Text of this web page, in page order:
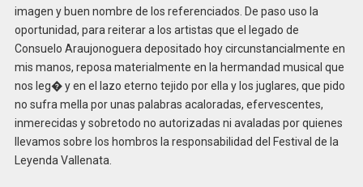
imagen y buen nombre de los referenciados. De paso uso la
oportunidad, para reiterar a los artistas que el legado de
Consuelo Araujonoguera depositado hoy circunstancialmente en
mis manos, reposa materialmente en la hermandad musical que
nos leg� y en el lazo eterno tejido por ella y los juglares, que pido
no sufra mella por unas palabras acaloradas, efervescentes,
inmerecidas y sobretodo no autorizadas ni avaladas por quienes
llevamos sobre los hombros la responsabilidad del Festival de la
Leyenda Vallenata.